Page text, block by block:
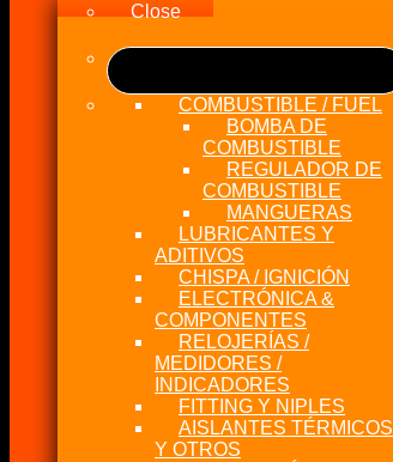
Close
COMBUSTIBLE / FUEL
BOMBA DE
COMBUSTIBLE
REGULADOR DE
COMBUSTIBLE
MANGUERAS
LUBRICANTES Y
ADITIVOS
CHISPA / IGNICIÓN
ELECTRÓNICA &
COMPONENTES
RELOJERÍAS /
MEDIDORES /
INDICADORES
FITTING Y NIPLES
AISLANTES TÉRMICOS
Y OTROS